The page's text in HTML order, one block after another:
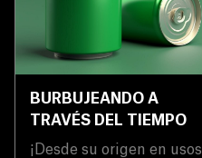
BURBUJEANDO A
TRAVÉS DEL TIEMPO
¡Desde su origen en usos